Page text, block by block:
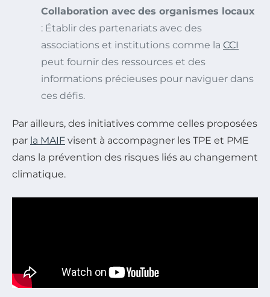
Collaboration avec des organismes locaux
: Établir des partenariats avec des
associations et institutions comme la CCI
peut fournir des ressources et des
informations précieuses pour naviguer dans
ces défis.
Par ailleurs, des initiatives comme celles proposées
par la MAIF visent à accompagner les TPE et PME
dans la prévention des risques liés au changement
climatique.